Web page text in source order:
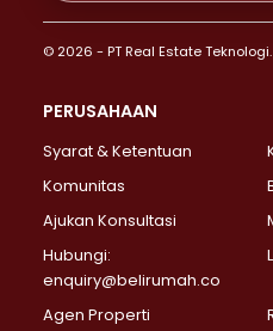
Properti Dijual di Bendungan
Properti Dijual di
Properti Dijual di Lebak Bulus >
Properti Dijual di Gandaria
Properti Dijual di Pondok Labu
Properti Dijual di Lenteng
Properti Dijual di Senayan >
Properti Dijual di Pondok
© 2026 - PT Real Estate
PERUSAHAAN
Syarat & Ketentuan
Komunitas
Ajukan Konsultasi
Hubungi:
enquiry@belirumah.co
Agen Properti